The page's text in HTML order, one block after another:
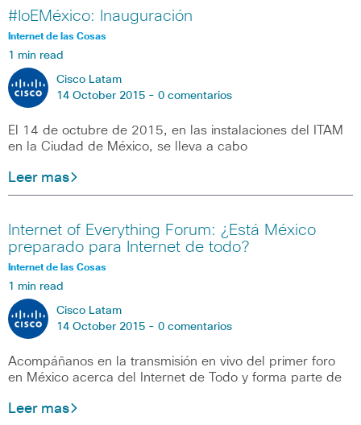
#IoEMéxico: Inauguración
Internet de las Cosas
1 min read
Cisco Latam
14 October 2015 - 0 comentarios
El 14 de octubre de 2015, en las instalaciones del ITAM
en la Ciudad de México, se lleva a cabo
Leer mas
Internet of Everything Forum: ¿Está México
preparado para Internet de todo?
Internet de las Cosas
1 min read
Cisco Latam
14 October 2015 - 0 comentarios
Acompáñanos en la transmisión en vivo del primer foro
en México acerca del Internet de Todo y forma parte de
Leer mas